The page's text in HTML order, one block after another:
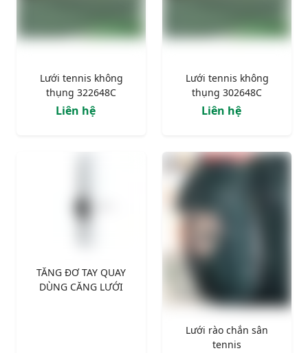
Lưới tennis không
thụng 322648C
Liên hệ
Lưới tennis không
thụng 302648C
Liên hệ
TĂNG ĐƠ TAY QUAY
DÙNG CĂNG LƯỚI
Lưới rào chắn sân
tennis